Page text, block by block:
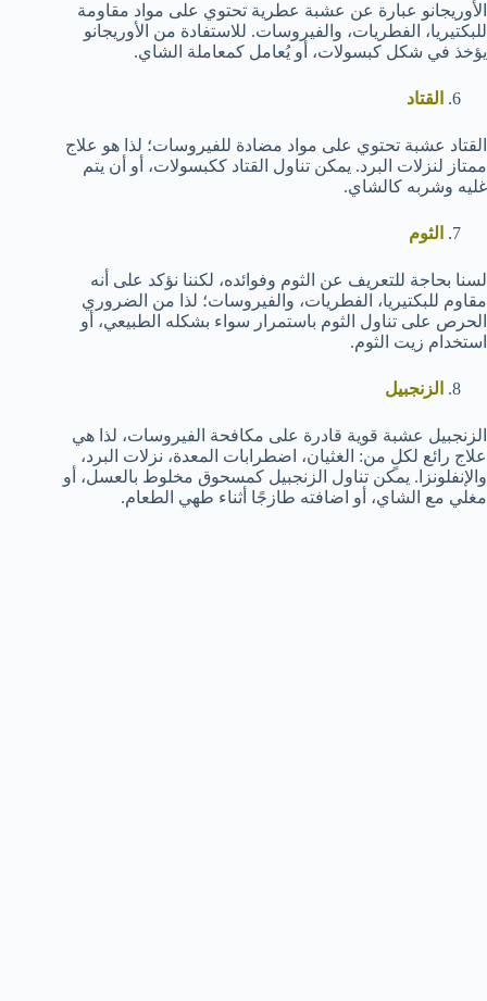
الأوريجانو عبارة عن عشبة عطرية تحتوي على مواد مقاومة
للبكتيريا، الفطريات، والفيروسات. للاستفادة من الأوريجانو
يؤخذ في شكل كبسولات، أو يُعامل كمعاملة الشاي.
القتاد
القتاد عشبة تحتوي على مواد مضادة للفيروسات؛ لذا هو علاج
ممتاز لنزلات البرد. يمكن تناول القتاد ككبسولات، أو أن يتم
غليه وشربه كالشاي.
الثوم
لسنا بحاجة للتعريف عن الثوم وفوائده، لكننا نؤكد على أنه
مقاوم للبكتيريا، الفطريات، والفيروسات؛ لذا من الضروري
الحرص على تناول الثوم باستمرار سواء بشكله الطبيعي، أو
استخدام زيت الثوم.
الزنجبيل
الزنجبيل عشبة قوية قادرة على مكافحة الفيروسات، لذا هي
علاج رائع لكلٍ من: الغثيان، اضطرابات المعدة، نزلات البرد،
والإنفلونزا. يمكن تناول الزنجبيل كمسحوق مخلوط بالعسل، أو
مغلي مع الشاي، أو اضافته طازجًا أثناء طهي الطعام.